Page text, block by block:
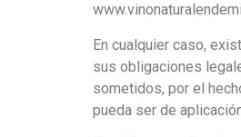
En cualquier caso,
sus obligaciones
sometidos, por el
pueda ser de